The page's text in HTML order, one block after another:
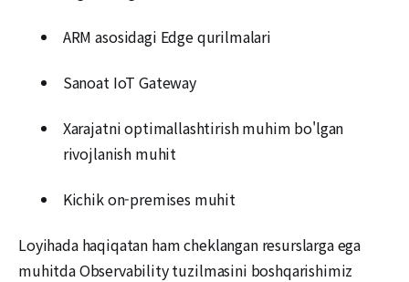
ARM asosidagi Edge qurilmalari
Sanoat IoT Gateway
Xarajatni optimallashtirish muhim bo'lgan
rivojlanish muhit
Kichik on-premises muhit
Loyihada haqiqatan ham cheklangan resurslarga ega
muhitda Observability tuzilmasini boshqarishimiz